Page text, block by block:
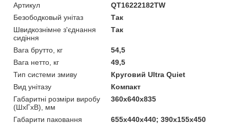
Артикул
QT16222182TW
Безободковый унітаз
Так
Швидкознімне з'єднання
сидіння
Так
Вага брутто, кг
54,5
Вага нетто, кг
49,5
Тип системи змиву
Круговий Ultra Quiet
Вид унітазу
Компакт
Габаритні розміри виробу
(ШхГхВ), мм
360х640х835
Габарити паковання
655х440х440; 390х155х450